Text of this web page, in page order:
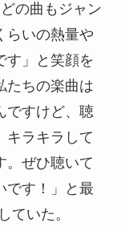
の曲もジャン
らいの熱量や
す」と笑顔を
たちの楽曲は
ですけど、聴
キラキラして
。ぜひ聴いて
です！」と最
ていた。